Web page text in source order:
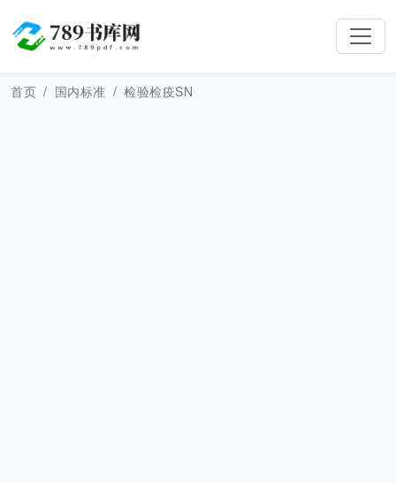
首页 国内标准 检验检疫SN